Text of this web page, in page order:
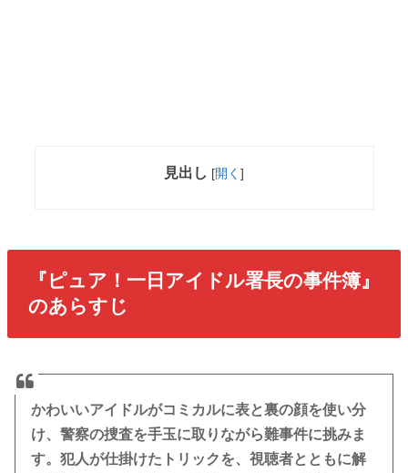
見出し [開く ]
『ピュア！一日アイドル署長の事件簿』
のあらすじ
かわいいアイドルがコミカルに表と裏の顔を使い分
け、警察の捜査を手玉に取りながら難事件に挑みま
す。犯人が仕掛けたトリックを、視聴者とともに解